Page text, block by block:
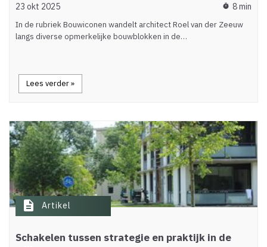
23 okt 2025 timer 8 min
In de rubriek Bouwiconen wandelt architect Roel van der Zeeuw
langs diverse opmerkelijke bouwblokken in de…
Lees verder »
description Artikel
Schakelen tussen strategie en praktijk in de